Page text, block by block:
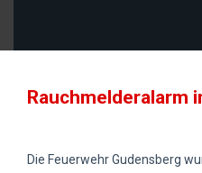
Rauchmelderalarm
Die Feuerwehr Gudensberg